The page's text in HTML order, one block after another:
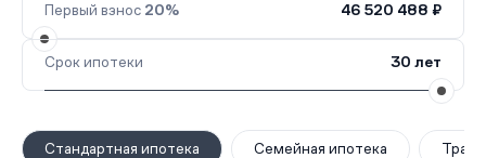
Первый взнос 20% 46 520 488 ₽
Срок ипотеки 30 лет
Стандартная ипотека Семейная ипотека